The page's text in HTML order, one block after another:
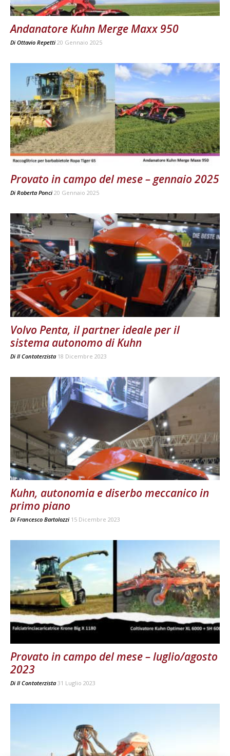
Andanatore Kuhn Merge Maxx 950
Di Ottavio Repetti 20 Gennaio 2025
Provato in campo del mese – gennaio 2025
Di Roberta Ponci 20 Gennaio 2025
Volvo Penta, il partner ideale per il
sistema autonomo di Kuhn
Di Il Contoterzista 18 Dicembre 2023
Kuhn, autonomia e diserbo meccanico in
primo piano
Di Francesco Bartolozzi 15 Dicembre 2023
Provato in campo del mese – luglio/agosto
2023
Di Il Contoterzista 31 Luglio 2023